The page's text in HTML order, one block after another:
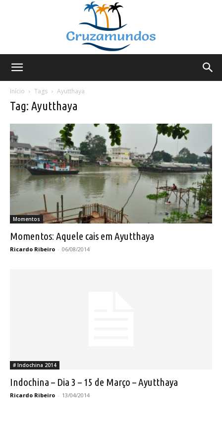
Início
Tags Ayutthaya
Tag: Ayutthaya
Momentos
Momentos: Aquele cais em Ayutthaya
Ricardo Ribeiro - 06/08/2014
# Indochina 2014
Indochina – Dia 3 – 15 de Março – Ayutthaya
Ricardo Ribeiro - 13/04/2014